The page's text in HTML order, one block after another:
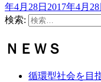
年4月28日 2017年4月28
検索:
ＮＥＷＳ
循環型社会を目